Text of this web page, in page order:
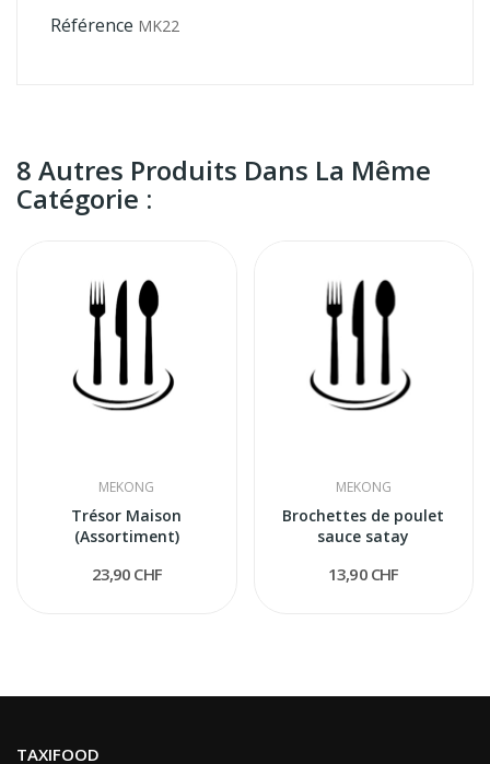
Référence MK22
8 Autres Produits Dans La Même
Catégorie :
MEKONG
Trésor Maison
(Assortiment)
23,90 CHF
MEKONG
Brochettes de poulet
sauce satay
13,90 CHF
TAXIFOOD